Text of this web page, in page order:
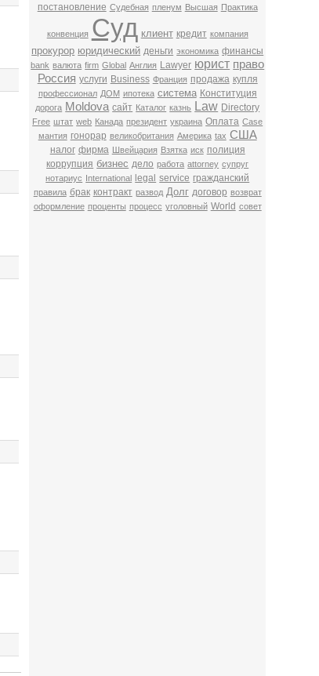
постановление Судебная пленум Высшая Практика
конвенция Суд клиент кредит компания
прокурор юридический деньги экономика финансы
bank валюта firm Global Англия Lawyer юрист право
Россия услуги Business Франция продажа купля
профессионал ДОМ ипотека система Конституция
дорога Moldova сайт Каталог казнь Law Directory
Free штат web Канада президент украина Оплата Case
мантия гонорар великобритания Америка tax США
налог фирма Швейцария Взятка иск полиция
коррупция бизнес дело работа attorney супруг
нотариус International legal service гражданский
правила брак контракт развод Долг договор возврат
оформление проценты процесс уголовный World совет